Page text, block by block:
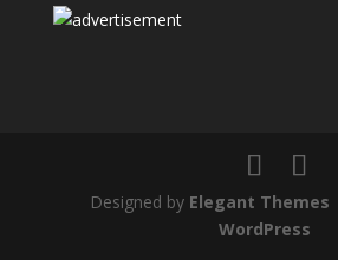
Designed by Elegant Themes
WordPress